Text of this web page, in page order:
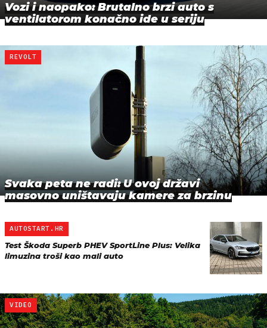
Vozi i naopako: Brutalno brzi auto s
ventilatorom konačno ide u seriju
REVOLT
Svaka peta ne radi: U ovoj državi
masovno uništavaju kamere za brzinu
AUTOSTART.HR
Test Škoda Superb PHEV SportLine Plus: Velika
limuzina troši kao mali auto
VIDEO